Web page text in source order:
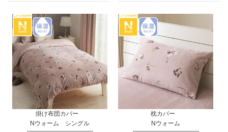
掛け布団カバー
Nウォーム シングル
枕カバー
Nウォーム